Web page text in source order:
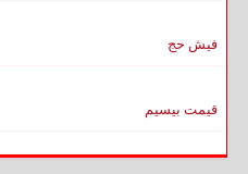
فیش حج
قیمت بیسیم